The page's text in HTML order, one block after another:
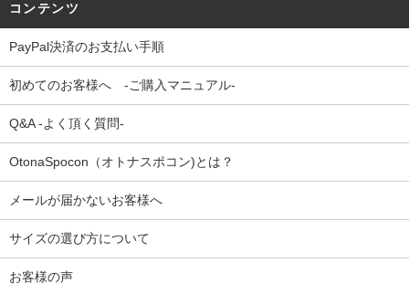
コンテンツ
PayPal決済のお支払い手順
初めてのお客様へ -ご購入マニュアル-
Q&A -よく頂く質問-
OtonaSpocon（オトナスポコン)とは？
メールが届かないお客様へ
サイズの選び方について
お客様の声